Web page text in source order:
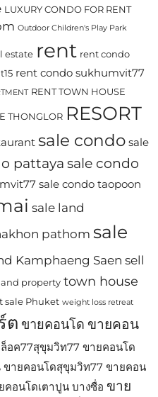
LUXURY CONDO FOR RENT
Outdoor Children's Play Park
estate rent rent condo
rent condo sukhumvit77
RENT TOWN HOUSE
THONGLOR RESORT
sale condo sale
pattaya sale condo
sale condo taopoon
sale land
pathom sale
Kamphaeng Saen sell
property town house
sale Phuket weight loss retreat
ต ขายคอนโด ขายคอน
อค77สุขุมวิท77 ขายคอนโด
ขายคอนโดสุขุมวิท77 ขายคอน
คอนโดเตาปูน บางซื่อ ขาย